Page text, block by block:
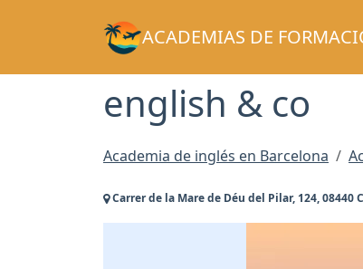
ACADEMIAS DE
english & co
Academia de inglés en Barcelona
Carrer de la Mare de Déu del Pilar, 124, 08440